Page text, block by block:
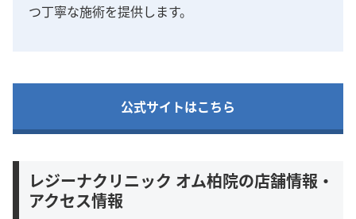
つ丁寧な施術を提供します。
公式サイトはこちら
レジーナクリニック オム柏院の店舗情報・
アクセス情報